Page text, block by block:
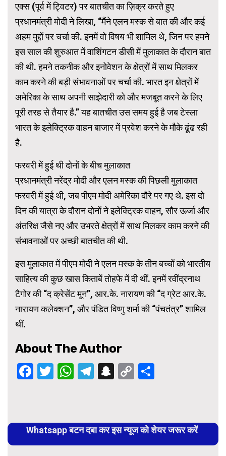
एक्स (पूर्व में ट्विटर) पर बातचीत का ज़िक्र करते हुए
प्रधानमंत्री मोदी ने लिखा, “मैंने एलन मस्क से बात की और कई
अहम मुद्दों पर चर्चा की. इनमें वो विषय भी शामिल थे, जिन पर हमने
इस साल की शुरुआत में वाशिंगटन डीसी में मुलाकात के दौरान बात
की थी. हमने तकनीक और इनोवेशन के क्षेत्रों में साथ मिलकर
काम करने की बड़ी संभावनाओं पर चर्चा की. भारत इन क्षेत्रों में
अमेरिका के साथ अपनी साझेदारी को और मजबूत करने के लिए
पूरी तरह से तैयार है.” यह बातचीत उस समय हुई है जब टेस्ला
भारत के इलेक्ट्रिक वाहन बाजार में प्रवेश करने के मौके ढूंढ रही
है.
फरवरी में हुई थी दोनों के बीच मुलाकात
प्रधानमंत्री नरेंद्र मोदी और एलन मस्क की पिछली मुलाकात
फरवरी में हुई थी, जब पीएम मोदी अमेरिका दौरे पर गए थे. इस दो
दिन की यात्रा के दौरान दोनों ने इलेक्ट्रिक वाहन, सौर ऊर्जा और
अंतरिक्ष जैसे नए और उभरते क्षेत्रों में साथ मिलकर काम करने की
संभावनाओं पर अच्छी बातचीत की थी.
इस मुलाकात में पीएम मोदी ने एलन मस्क के तीन बच्चों को भारतीय
साहित्य की कुछ खास किताबें तोहफे में दी थीं. इनमें रवींद्रनाथ
टैगोर की “द क्रेसेंट मून”, आर.के. नारायण की “द ग्रेट आर.के.
नारायण कलेक्शन”, और पंडित विष्णु शर्मा की “पंचतंत्र” शामिल
थीं.
About The Author
Facebook
Twitter
WhatsApp
Telegram
Snapchat
Copy
Reading
Whatsapp बटन दबा कर इस न्यूज को शेयर जरूर करें